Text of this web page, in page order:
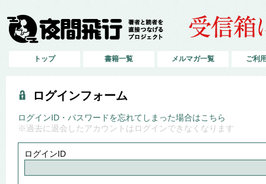
トップ 書籍一覧 メルマガ一覧 ご利
ログインフォーム
ログインID・パスワードを忘れてしまった場合はこちら
※過去に退会したアカウントはログインできなくなります
ログインID